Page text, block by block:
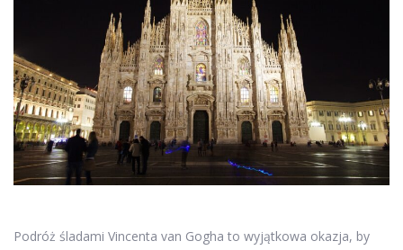
Podróż śladami Vincenta van Gogha to wyjątkowa okazja, by